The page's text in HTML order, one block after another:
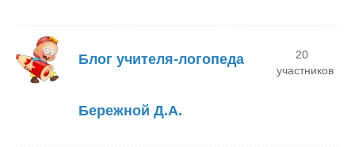
Блог учителя-логопеда
Бережной Д.А.
20
участников